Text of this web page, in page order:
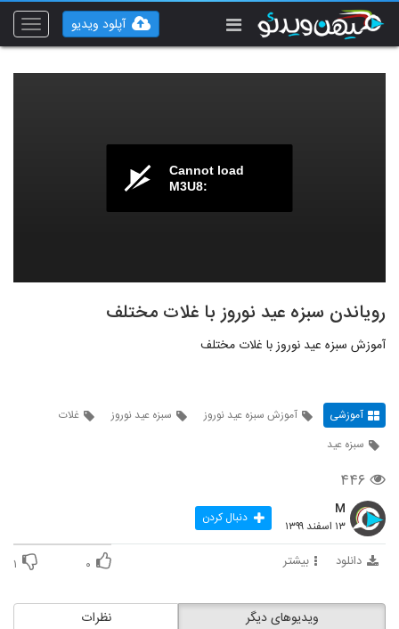
Toggle
آپلود ویدیو
Cannot load
M3U8:
رویاندن سبزه عید نوروز با غلات مختلف
آموزش سبزه عید نوروز با غلات مختلف
آموزشی آموزش سبزه عید نوروز سبزه عید نوروز
غلات
سبزه عید
۴۴۶
M
۱۳ اسفند ۱۳۹۹ دنبال کردن
دانلود بیشتر ۰ ۱
نظرات ویدیوهای دیگر